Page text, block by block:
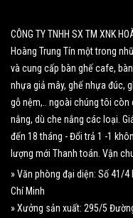
CÔNG TY TNHH SX TM XNK
Hoàng Trung Tín một trong
và cung cấp bàn ghế cafe,
nhựa giả mây, ghế nhựa đúc,
gỗ nệm,.. ngoài chúng tôi còn
nắng, dù che nắng các loại.
đến 18 tháng - Đổi trả 1 -1
lượng mới Thanh toán. Vận
» Văn phòng đại diện: Số 41/4
Chí Minh
» Xưởng sản xuất: 295/5